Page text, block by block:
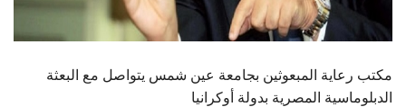
الزائـرون
سجل الان
مكتب رعاية المبعوثين بجامعة عين شمس يتواصل مع البعثة
الدبلوماسية المصرية بدولة أوكرانيا